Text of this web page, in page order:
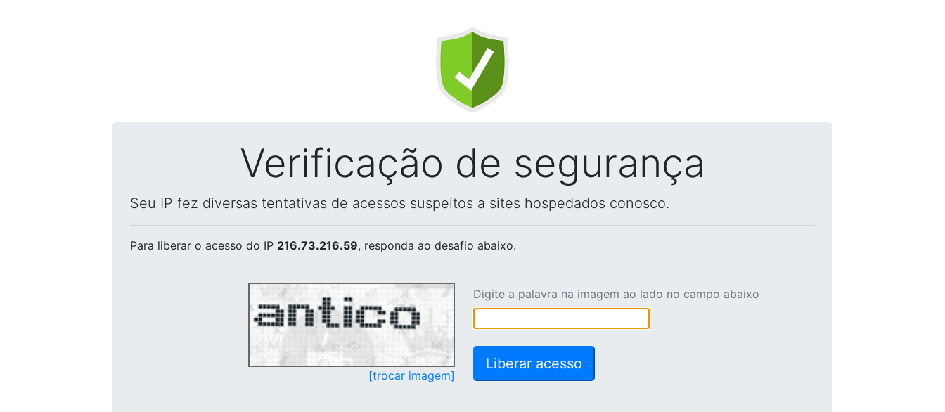
Verificação de segurança
Seu IP fez diversas tentativas de acessos suspeitos a sites hospedados conosco.
Para liberar o acesso do IP 216.73.216.59, responda ao desafio abaixo.
[trocar imagem]
Digite a palavra na imagem ao lado no campo abaixo